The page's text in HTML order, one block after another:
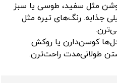
مثل سفید، طوسی یا سبز
جذابه. رنگ‌های تیره مثل
کوسن‌دارن یا روکش
طولانی‌مدت راحت‌ترن.